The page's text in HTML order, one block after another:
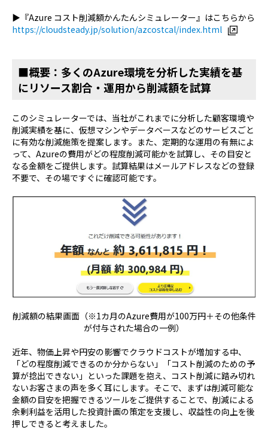
▶『Azure コスト削減額かんたんシミュレーター』はこちらから
https://cloudsteady.jp/solution/azcostcal/index.html
■概要：多くのAzure環境を分析した実績を基
にリソース割合・運用から削減額を試算
このシミュレーターでは、当社がこれまでに分析した顧客環境や
削減実績を基に、仮想マシンやデータベースなどのサービスごと
に有効な削減施策を提案します。また、定期的な運用の有無によ
って、Azureの費用がどの程度削減可能かを試算し、その目安と
なる金額をご提供します。試算結果はメールアドレスなどの登録
不要で、その場ですぐに確認可能です。
削減額の結果画面（※1カ月のAzure費用が100万円＋その他条件
が付与された場合の一例）
近年、物価上昇や円安の影響でクラウドコストが増加する中、
「どの程度削減できるのか分からない」「コスト削減のための予
算が捻出できない」といった課題を抱え、コスト削減に踏み切れ
ないお客さまの声を多く耳にします。そこで、まずは削減可能な
金額の目安を把握できるツールをご提供することで、削減による
余剰利益を活用した投資計画の策定を支援し、収益性の向上を後
押しできると考えました。